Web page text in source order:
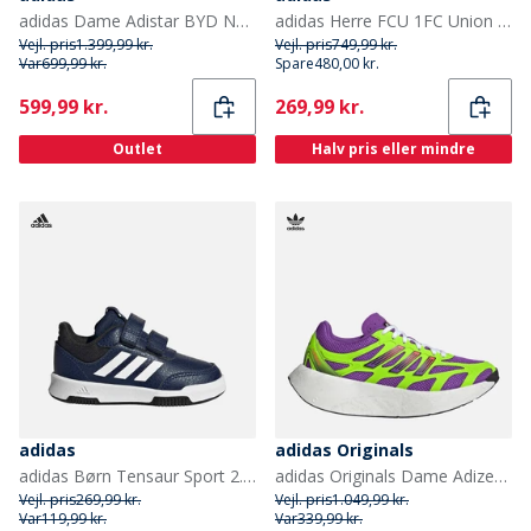
adidas Dame Adistar BYD Neutrale Løbesko Blue Fusion/Lucid Pink/Lucid Blue
Vejl. pris1.399,99 kr.
Var699,99 kr.
Current
599,99 kr.
Outlet
adidas Herre FCU 1FC Union Berlin 24/25 udebanetrøje Sort/Vivid Red
Vejl. pris749,99 kr.
Spare480,00 kr.
Current
269,99 kr.
Halv pris eller mindre
adidas
adidas Børn Tensaur Sport 2.0 Træningssko Dark Blue/Footwear White/Core Black
Vejl. pris269,99 kr.
Var119,99 kr.
adidas Originals
adidas Originals Dame Adizero Aruku Træningssko Active Purple/Solar Green/Silver Metallic
Vejl. pris1.049,99 kr.
Var339,99 kr.